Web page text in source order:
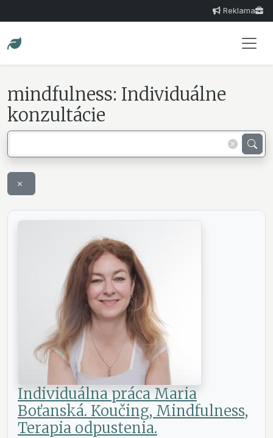
Reklama
mindfulness: Individuálne
konzultácie
Individuálna práca Maria
Boťanská. Koučing, Mindfulness,
Terapia odpustenia.